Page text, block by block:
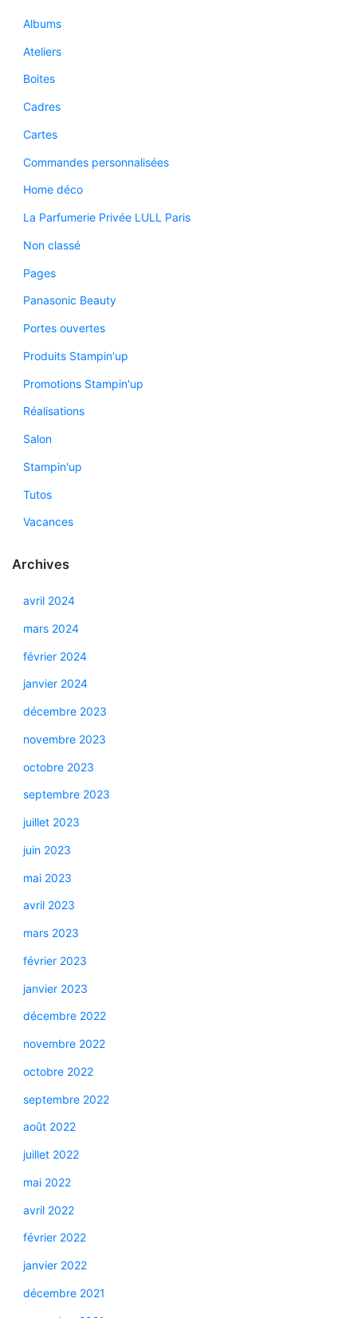
Albums
Ateliers
Boites
Cadres
Cartes
Commandes personnalisées
Home déco
La Parfumerie Privée LULL Paris
Non classé
Pages
Panasonic Beauty
Portes ouvertes
Produits Stampin'up
Promotions Stampin'up
Réalisations
Salon
Stampin'up
Tutos
Vacances
Archives
avril 2024
mars 2024
février 2024
janvier 2024
décembre 2023
novembre 2023
octobre 2023
septembre 2023
juillet 2023
juin 2023
mai 2023
avril 2023
mars 2023
février 2023
janvier 2023
décembre 2022
novembre 2022
octobre 2022
septembre 2022
août 2022
juillet 2022
mai 2022
avril 2022
février 2022
janvier 2022
décembre 2021